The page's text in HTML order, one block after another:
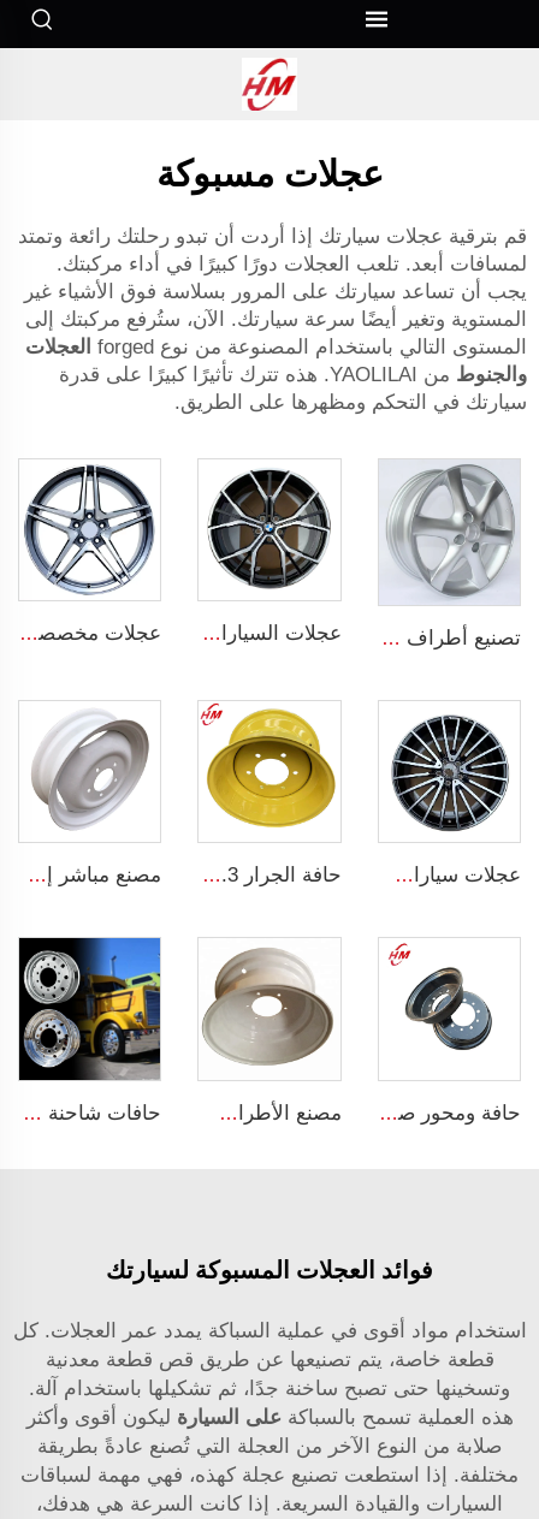
عجلات مسبوكة
قم بترقية عجلات سيارتك إذا أردت أن تبدو رحلتك رائعة وتمتد
لمسافات أبعد. تلعب العجلات دورًا كبيرًا في أداء مركبتك.
يجب أن تساعد سيارتك على المرور بسلاسة فوق الأشياء غير
المستوية وتغير أيضًا سرعة سيارتك. الآن، ستُرفع مركبتك إلى
المستوى التالي باستخدام المصنوعة من نوع forged
العجلات
والجنوط
من YAOLILAI. هذه تترك تأثيرًا كبيرًا على قدرة
سيارتك في التحكم ومظهرها على الطريق.
تصنيع أطراف مسبوكة 4 فتحات عجلات سبيكة OEM 5.5Jx14 15 17 18 19 بوصة 4x100 4x108 للأطراف الأصلية عجلات السيارات السبائك عجلة 17 19 20 بوصة مسبوكة عجلات مسبوكة لـ G30 RIMS عجلات مخصصة من الألمنيوم المسبوك مقاس 18 إنش تصميم جديد مصنوعة بالطرق الساخنة للعجلات 5x112 لعجلات السيارات
عجلات سيارات ركاب من سبيكة الألمنيوم مقاس 18 و19 إنش 5x100 مصنوعة بالطرق الساخنة لعجلات سيارات مرسيدس حافة الجرار 9x15.3 الزراعية يمكن تخصيصها لتناسب الإطارات الزراعية 10.5/70-15.3 مصنع مباشر إطار الجرار مقاس 4.5x16 يناسب الإطارات 650-16 محور العجلة محور العجلة
حافة ومحور صيني لمكونات الشوكة 2 قطعة عجلات 5.00F-10 للعجلات الحجم 650-10 لاطارات شاحنة الشوكة مصنع الأطراف الزراعية إطارات الجرارات 9.50-16 تتناسب مع أطراف المركبات الزراعية W8x16 حافات شاحنة شيفر 11r22.5 17.5 20 بوصة 24 22.5 4x4 أسود و كروم لشاحنات
فوائد العجلات المسبوكة لسيارتك
استخدام مواد أقوى في عملية السباكة يمدد عمر العجلات. كل
قطعة خاصة، يتم تصنيعها عن طريق قص قطعة معدنية
وتسخينها حتى تصبح ساخنة جدًا، ثم تشكيلها باستخدام آلة.
هذه العملية تسمح بالسباكة على السيارة ليكون أقوى وأكثر
صلابة من النوع الآخر من العجلة التي تُصنع عادةً بطريقة
مختلفة. إذا استطعت تصنيع عجلة كهذه، فهي مهمة لسباقات
السيارات والقيادة السريعة. إذا كانت السرعة هي هدفك،